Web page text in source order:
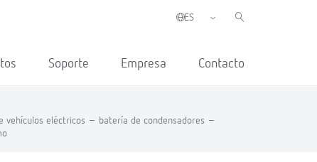
Soporte Empresa Contacto
vehículos eléctricos – batería de condensadores –